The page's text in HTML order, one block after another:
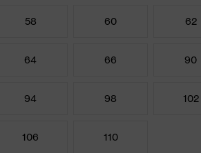
58 60 62
64 66 90
94 98 102
106 110